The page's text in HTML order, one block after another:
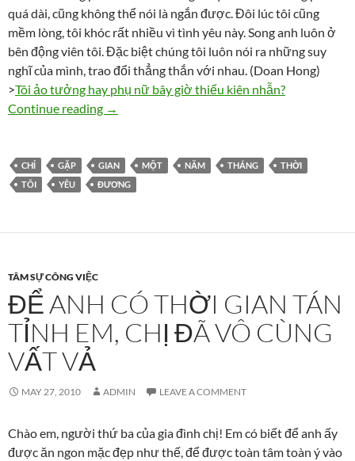
quá dài, cũng không thể nói là ngắn được. Đôi lúc tôi cũng
mềm lòng, tôi khóc rất nhiều vì tình yêu này. Song anh luôn ở
bên động viên tôi. Đặc biệt chúng tôi luôn nói ra những suy
nghĩ của mình, trao đổi thẳng thắn với nhau. (Doan Hong)
>Tôi ảo tưởng hay phụ nữ bây giờ thiếu kiên nhẫn?
Continue reading 3 năm yêu đương, thời gian tôi gặp anh chỉ
→
CHỈ GẶP GIAN MỘT NĂM THÁNG
THỜI
TÔI
YÊU ĐƯƠNG
TÂM SỰ CÔNG VIỆC
ĐỂ ANH CÓ THỜI GIAN TÁN
TỈNH EM, CHỊ ĐÃ VÔ CÙNG
VẤT VẢ
MAY 27, 2010 ADMIN LEAVE A COMMENT
Chào em, người thứ ba của gia đình chị! Em có biết để anh ấy
được ăn ngon mặc đẹp như thế, để được toàn tâm toàn ý vào